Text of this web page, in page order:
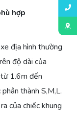
hợp
địa hình thường
độ dài của
1.6m đến
thành S,M,L.
của chiếc khung